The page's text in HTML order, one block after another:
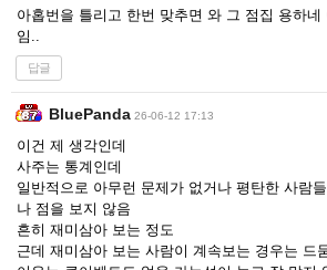
아홉번을 틀리고 한번 맞추면 와 그 점집 용하
임..
답글
BluePanda 26-06-12 17:13
이건 제 생각인데
사주는 통계인데
일반적으로 아무런 문제가 없거나 평탄한 사람
나 점을 보지 않음
흔히 재미삼아 보는 정도
근데 재미삼아 보는 사람이 계속보는 경우는 드